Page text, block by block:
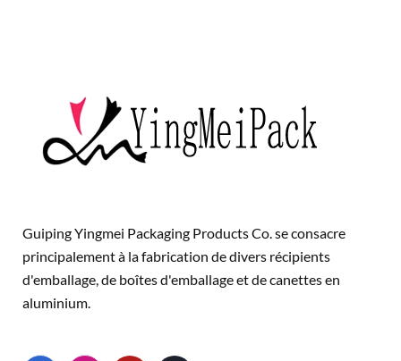
Guiping Yingmei Packaging Products Co. se consacre
principalement à la fabrication de divers récipients
d'emballage, de boîtes d'emballage et de canettes en
aluminium.